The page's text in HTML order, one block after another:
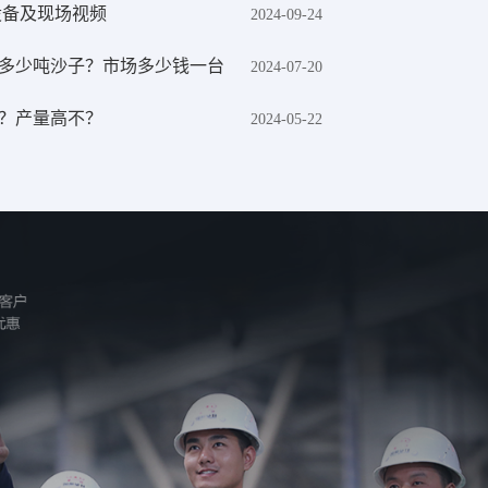
及现场视频 2024-09-24
少吨沙子？市场多少钱一台 2024-07-20
产量高不？ 2024-05-22